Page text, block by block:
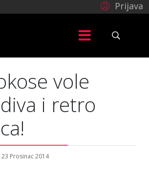
Prijava
vole
i retro
23 Prosinac 2014